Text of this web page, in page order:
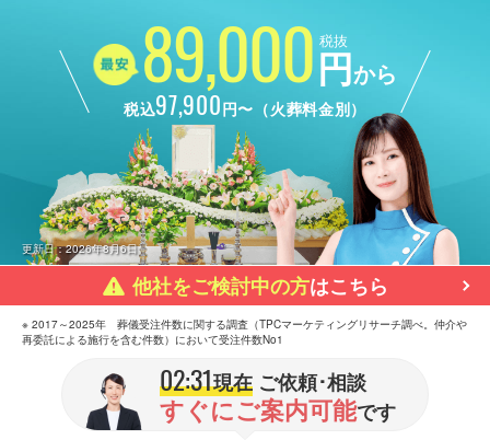
89,000 税抜
円から
税込97,900円〜（火葬料金別）
更新日：2026年8月6日
他社をご検討中の方はこちら
※ 2017～2025年 葬儀受注件数に関する調査（TPCマーケティングリサーチ調べ。仲介や
再委託による施行を含む件数）において受注件数No1
02:31現在ご依頼･相談
すぐにご案内可能です